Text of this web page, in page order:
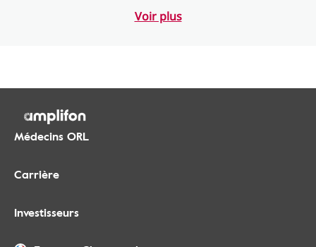
Voir plus
Médecins ORL
Carrière
Investisseurs